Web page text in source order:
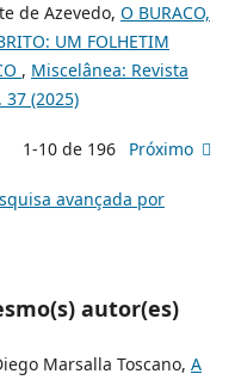
de Azevedo, O BURACO,
UM FOLHETIM
, Miscelânea: Revista
(2025)
1-10 de 196 Próximo
avançada por
autor(es)
Marsalla Toscano, A